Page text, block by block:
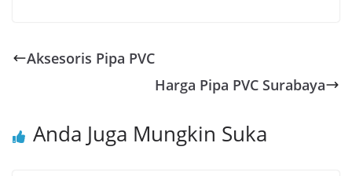
Aksesoris Pipa PVC
Harga Pipa PVC Surabaya
Anda Juga Mungkin Suka